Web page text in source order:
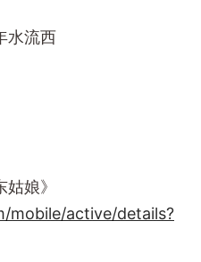
水流西
娘》
mobile/active/details?